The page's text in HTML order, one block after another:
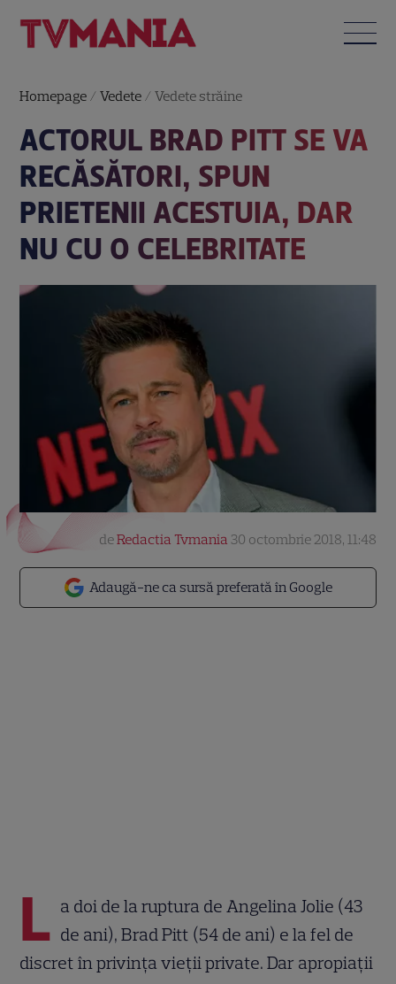
Homepage /Vedete /Vedete străine
ACTORUL BRAD PITT SE VA
RECĂSĂTORI, SPUN
PRIETENII ACESTUIA, DAR
NU CU O CELEBRITATE
Adaugă-ne ca sursă preferată în Google
deRedactia Tvmania 30 octombrie 2018, 11:48
L a doi de la ruptura de Angelina Jolie (43
de ani), Brad Pitt (54 de ani) e la fel de
discret în privința vieții private. Dar apropiații